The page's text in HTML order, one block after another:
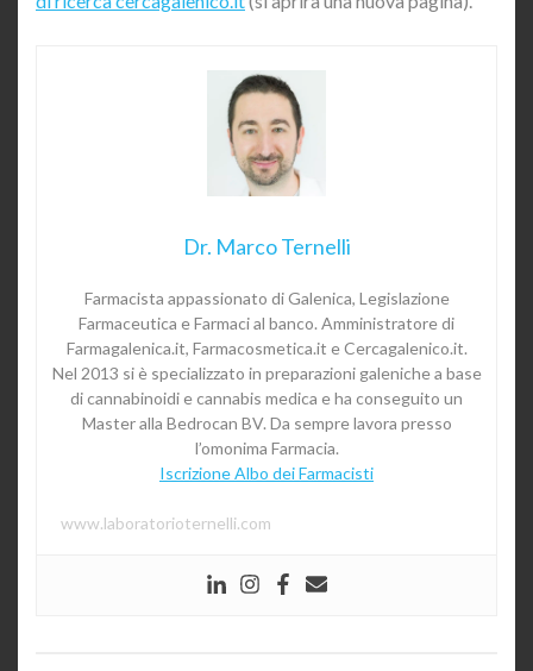
Dr. Marco Ternelli
Farmacista appassionato di Galenica, Legislazione
Farmaceutica e Farmaci al banco. Amministratore di
Farmagalenica.it, Farmacosmetica.it e Cercagalenico.it.
Nel 2013 si è specializzato in preparazioni galeniche a base
di cannabinoidi e cannabis medica e ha conseguito un
Master alla Bedrocan BV. Da sempre lavora presso
l’omonima Farmacia.
Iscrizione Albo dei Farmacisti
www.laboratorioternelli.com